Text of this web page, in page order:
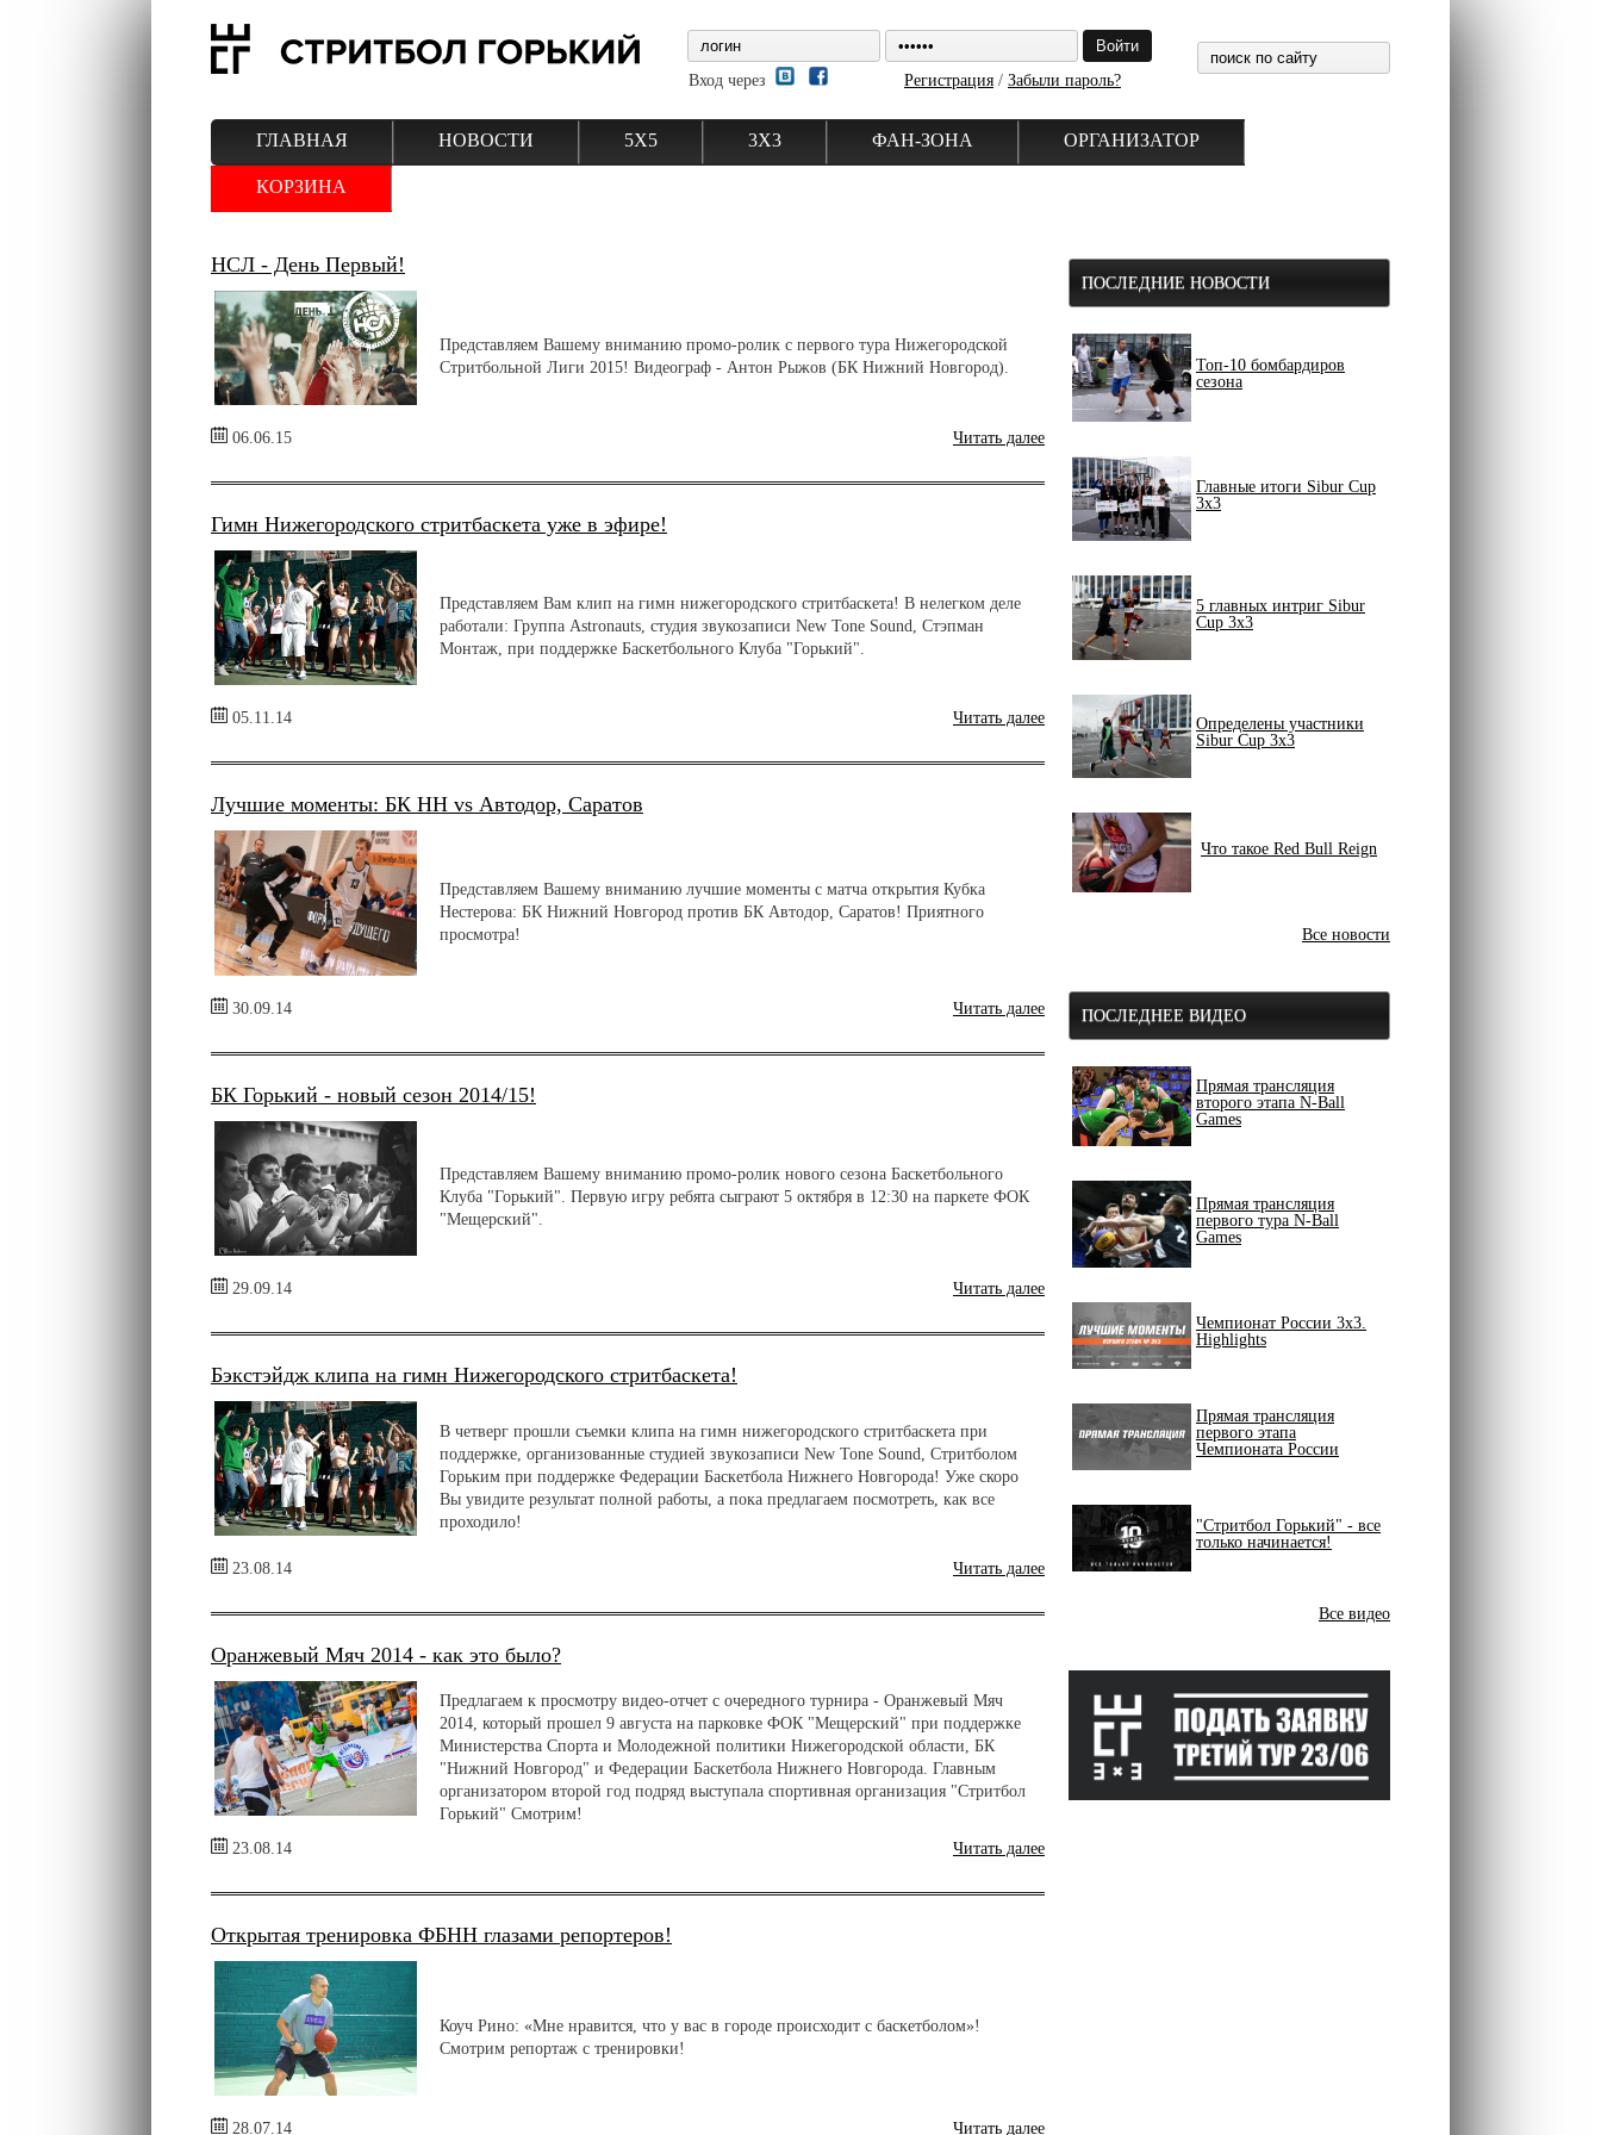
Вход через Регистрация / Забыли пароль?
ГЛАВНАЯ НОВОСТИ 5Х5 3Х3 ФАН-ЗОНА ОРГАНИЗАТОР
КОРЗИНА
НСЛ - День Первый!
Представляем Вашему вниманию промо-ролик с первого тура Нижегородской
Стритбольной Лиги 2015! Видеограф - Антон Рыжов (БК Нижний Новгород).
06.06.15 Читать далее
Гимн Нижегородского стритбаскета уже в эфире!
Представляем Вам клип на гимн нижегородского стритбаскета! В нелегком деле
работали: Группа Astronauts, студия звукозаписи New Tone Sound, Стэпман
Монтаж, при поддержке Баскетбольного Клуба "Горький".
05.11.14 Читать далее
Лучшие моменты: БК НН vs Автодор, Саратов
Представляем Вашему вниманию лучшие моменты с матча открытия Кубка
Нестерова: БК Нижний Новгород против БК Автодор, Саратов! Приятного
просмотра!
30.09.14 Читать далее
БК Горький - новый сезон 2014/15!
Представляем Вашему вниманию промо-ролик нового сезона Баскетбольного
Клуба "Горький". Первую игру ребята сыграют 5 октября в 12:30 на паркете ФОК
"Мещерский".
29.09.14 Читать далее
Бэкстэйдж клипа на гимн Нижегородского стритбаскета!
В четверг прошли съемки клипа на гимн нижегородского стритбаскета при
поддержке, организованные студией звукозаписи New Tone Sound, Стритболом
Горьким при поддержке Федерации Баскетбола Нижнего Новгорода! Уже скоро
Вы увидите результат полной работы, а пока предлагаем посмотреть, как все
проходило!
23.08.14 Читать далее
Оранжевый Мяч 2014 - как это было?
Предлагаем к просмотру видео-отчет с очередного турнира - Оранжевый Мяч
2014, который прошел 9 августа на парковке ФОК "Мещерский" при поддержке
Министерства Спорта и Молодежной политики Нижегородской области, БК
"Нижний Новгород" и Федерации Баскетбола Нижнего Новгорода. Главным
организатором второй год подряд выступала спортивная организация "Стритбол
Горький" Смотрим!
23.08.14
Читать далее
Открытая тренировка ФБНН глазами репортеров!
Коуч Рино: «Мне нравится, что у вас в городе происходит с баскетболом»!
Смотрим репортаж с тренировки!
28.07.14 Читать далее
ПОСЛЕДНИЕ НОВОСТИ
Топ-10 бомбардиров
сезона
Главные итоги Sibur Cup
3x3
5 главных интриг Sibur
Cup 3x3
Определены участники
Sibur Cup 3x3
Что такое Red Bull Reign
Все новости
ПОСЛЕДНЕЕ ВИДЕО
Прямая трансляция
второго этапа N-Ball
Games
Прямая трансляция
первого тура N-Ball
Games
Чемпионат России 3х3.
Highlights
Прямая трансляция
первого этапа
Чемпионата России
"Стритбол Горький" - все
только начинается!
Все видео